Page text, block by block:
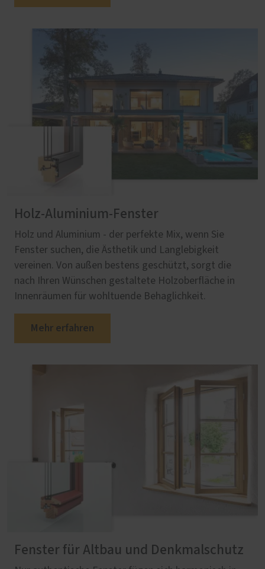
Holz-Aluminium-Fenster
Holz und Aluminium - der perfekte Mix, wenn Sie
Fenster suchen, die Ästhetik und Langlebigkeit
vereinen. Von außen bestens geschützt, sorgt die
nach Ihren Wünschen gestaltete Holzoberfläche in
Innenräumen für wohltuende Behaglichkeit.
Mehr erfahren
Fenster für Altbau und Denkmalschutz